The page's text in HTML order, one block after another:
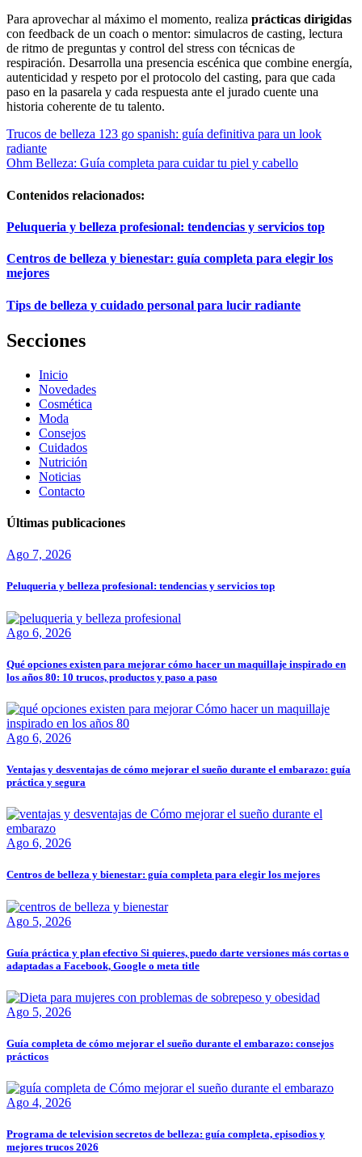
Para aprovechar al máximo el momento, realiza prácticas dirigidas
con feedback de un coach o mentor: simulacros de casting, lectura
de ritmo de preguntas y control del stress con técnicas de
respiración. Desarrolla una presencia escénica que combine energía,
autenticidad y respeto por el protocolo del casting, para que cada
paso en la pasarela y cada respuesta ante el jurado cuente una
historia coherente de tu talento.
Navegación
de
Trucos de belleza 123 go spanish: guía definitiva para un look
radiante
Ohm Belleza: Guía completa para cuidar tu piel y cabello
Contenidos relacionados:
Peluqueria y belleza profesional: tendencias y servicios top
Centros de belleza y bienestar: guía completa para elegir los
mejores
Tips de belleza y cuidado personal para lucir radiante
Secciones
Inicio
Novedades
Cosmética
Moda
Consejos
Cuidados
Nutrición
Noticias
Contacto
Últimas publicaciones
Ago 7, 2026
Peluqueria y belleza profesional: tendencias y servicios top
Ago 6, 2026
Qué opciones existen para mejorar cómo hacer un maquillaje inspirado en
los años 80: 10 trucos, productos y paso a paso
Ago 6, 2026
Ventajas y desventajas de cómo mejorar el sueño durante el embarazo: guía
práctica y segura
Ago 6, 2026
Centros de belleza y bienestar: guía completa para elegir los mejores
Ago 5, 2026
Guía práctica y plan efectivo Si quieres, puedo darte versiones más cortas o
adaptadas a Facebook, Google o meta title
Ago 5, 2026
Guía completa de cómo mejorar el sueño durante el embarazo: consejos
prácticos
Ago 4, 2026
Programa de television secretos de belleza: guía completa, episodios y
mejores trucos 2026